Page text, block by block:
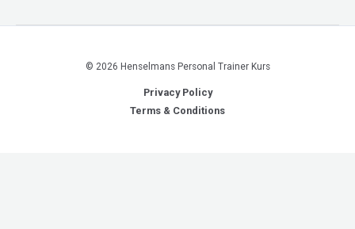
© 2026 Henselmans Personal Trainer Kurs
Privacy Policy
Terms & Conditions